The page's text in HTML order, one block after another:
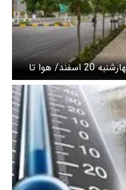
پیش بینی هوای کردستان فردا چهارشنبه 20 اسفند/ هوا تا